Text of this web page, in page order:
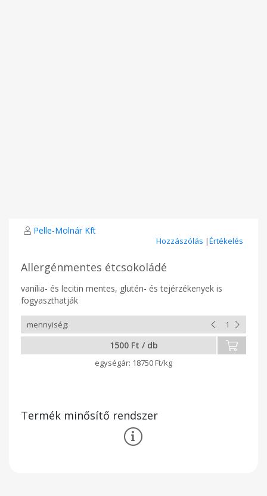
Pelle-Molnár Kft
Hozzászólás |Értékelés
Allergénmentes étcsokoládé
vanília- és lecitin mentes, glutén- és tejérzékenyek is
fogyaszthatják
1500 Ft / db
18750 Ft/kg
Termék minősítő rendszer